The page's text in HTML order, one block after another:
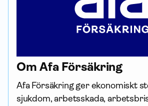
Om Afa För­säkring
Afa För­säkring ger ekonomiskt
sjukdom, arbetsskada,